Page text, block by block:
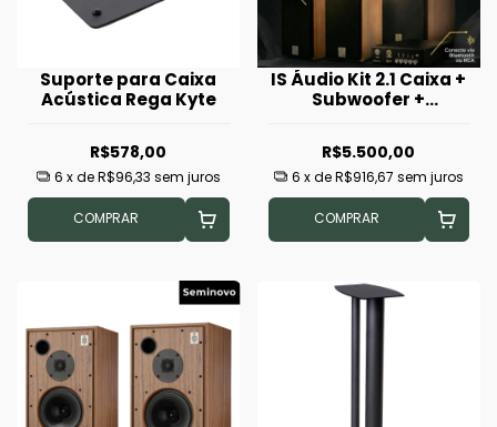
Suporte para Caixa
Acústica Rega Kyte
R$578,00
6 x deR$96,33 sem juros
COMPRAR
IS Áudio Kit 2.1 Caixa +
Subwoofer +
R$5.500,00
6 x deR$916,67 sem juros
COMPRAR